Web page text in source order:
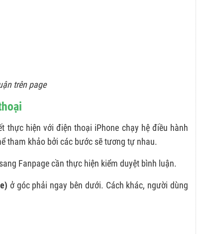
trên page
thực hiện với điện thoại iPhone chạy hệ điều hành
tham khảo bởi các bước sẽ tương tự nhau.
Fanpage cần thực hiện kiểm duyệt bình luận.
ở góc phải ngay bên dưới. Cách khác, người dùng